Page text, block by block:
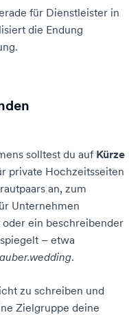
für Dienstleister in
die Endung
solltest du auf Kürze
private Hochzeitsseiten
an, zum
Unternehmen
ein beschreibender
– etwa
.
zu schreiben und
Zielgruppe deine